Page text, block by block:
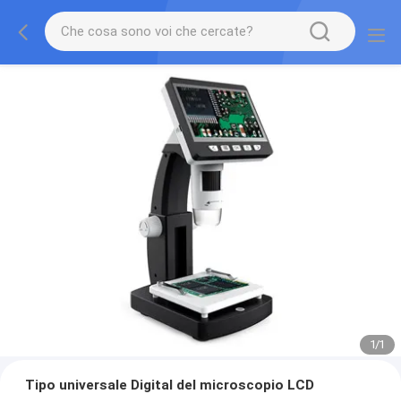
1/1
Tipo universale Digital del microscopio LCD